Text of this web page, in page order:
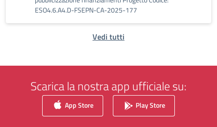
ESO4.6.A4.D-FSEPN-CA-2025-177
Vedi tutti
Scarica la nostra app ufficiale su:
App Store Play Store